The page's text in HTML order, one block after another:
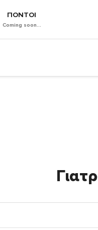
ΠΌΝΤΟΙ
Coming soon...